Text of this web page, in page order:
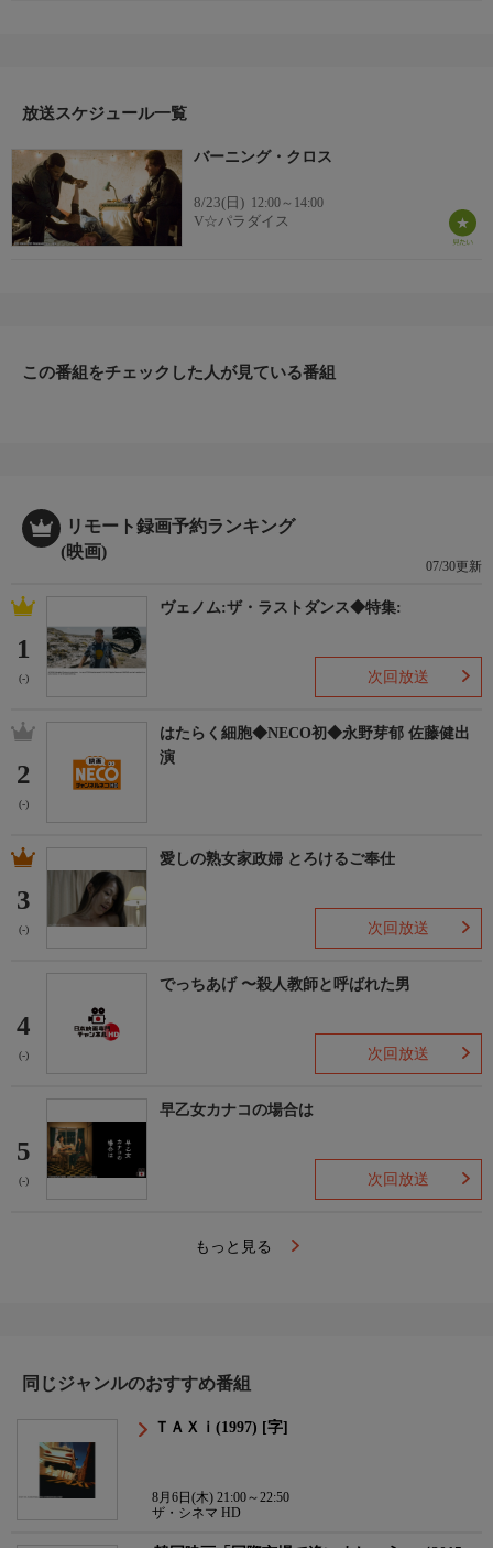
放送スケジュール一覧
バーニング・クロス
8/23(日) 12:00～14:00
V☆パラダイス
この番組をチェックした人が見ている番組
リモート録画予約ランキング
(映画)
07/30更新
1
(-)
ヴェノム:ザ・ラストダンス◆特集:
次回放送
2
(-)
はたらく細胞◆NECO初◆永野芽郁 佐藤健出
演
3
(-)
愛しの熟女家政婦 とろけるご奉仕
次回放送
4
(-)
でっちあげ 〜殺人教師と呼ばれた男
次回放送
5
(-)
早乙女カナコの場合は
次回放送
もっと見る
同じジャンルのおすすめ番組
ＴＡＸｉ(1997) [字]
8月6日(木) 21:00～22:50
ザ・シネマ HD